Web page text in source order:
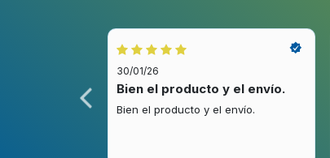
Diseño
Tipo de instalación
Color del producto
30/01/26
Bien el producto y el envío.
Bien el producto y el envío.